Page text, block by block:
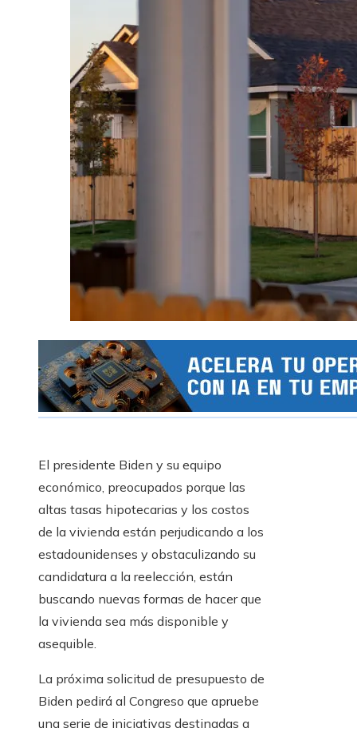
El presidente Biden y su equipo
económico, preocupados porque las
altas tasas hipotecarias y los costos
de la vivienda están perjudicando a los
estadounidenses y obstaculizando su
candidatura a la reelección, están
buscando nuevas formas de hacer que
la vivienda sea más disponible y
asequible.
La próxima solicitud de presupuesto de
Biden pedirá al Congreso que apruebe
una serie de iniciativas destinadas a